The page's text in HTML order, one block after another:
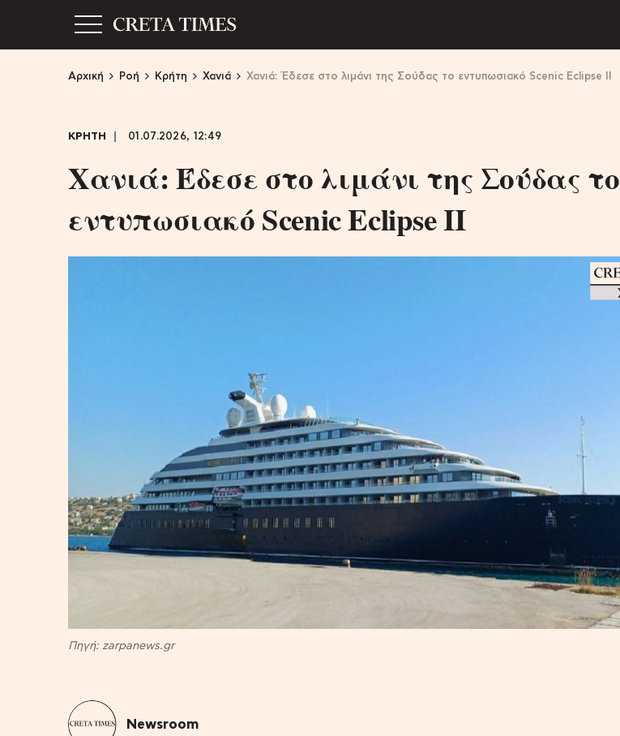
Αρχική Ροή Κρήτη Χανιά Χανιά: Έδεσε στο λιμάνι της Σούδας το εντυπωσιακό Scenic Eclipse ΙΙ
ΚΡΗΤΗ 01.07.2026, 12:49
Χανιά: Έδεσε στο λιμάνι της Σούδας το
εντυπωσιακό Scenic Eclipse ΙΙ
Πηγή: zarpanews.gr
Newsroom